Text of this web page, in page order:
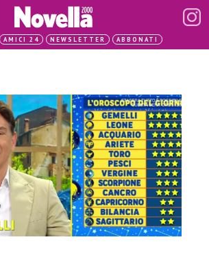
AMICI 24 NEWSLETTER ABBONATI